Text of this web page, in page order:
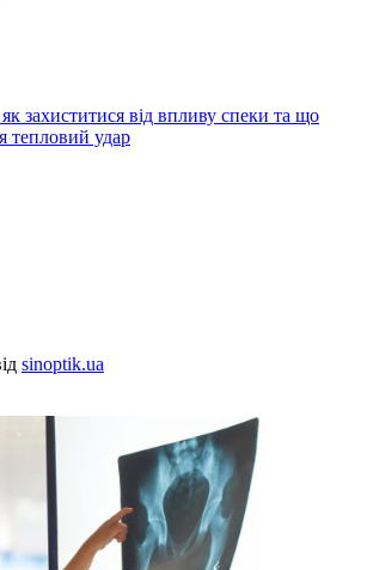
захиститися від впливу спеки та що
тепловий удар
sinoptik.ua